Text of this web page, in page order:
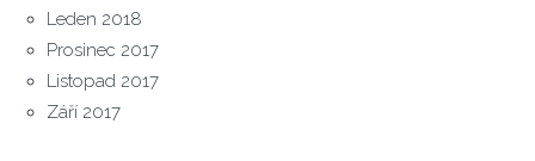
Leden 2018
Prosinec 2017
Listopad 2017
Září 2017